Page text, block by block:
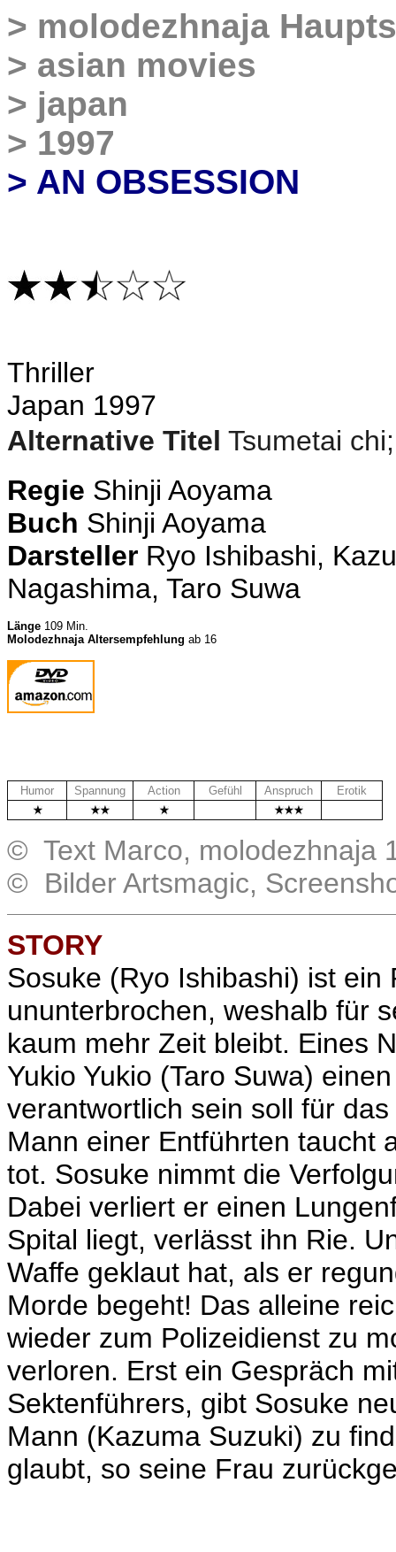
> molodezhnaja
> asian movies
> japan
> 1997
> AN OBSESSION
Thriller
Japan 1997
Alternative Titel Tsumetai
Regie Shinji Aoyama
Buch Shinji Aoyama
Darsteller Ryo Ishibashi,
Nagashima, Taro Suwa
Länge 109 Min.
Molodezhnaja Altersempfehlung ab 16
Humor Spannung Action Gefühl Anspruch
Erotik
© Text Marco, molodezhnaja
© Bilder Artsmagic,
STORY
Sosuke (Ryo Ishibashi) ist ein
ununterbrochen, weshalb für
kaum mehr Zeit bleibt. Eines
Yukio Yukio (Taro Suwa)
verantwortlich sein soll für
Mann einer Entführten taucht
tot. Sosuke nimmt die
Dabei verliert er einen
Spital liegt, verlässt ihn Rie.
Waffe geklaut hat, als er
Morde begeht! Das alleine
wieder zum Polizeidienst zu
verloren. Erst ein Gespräch
Sektenführers, gibt Sosuke
Mann (Kazuma Suzuki) zu
glaubt, so seine Frau